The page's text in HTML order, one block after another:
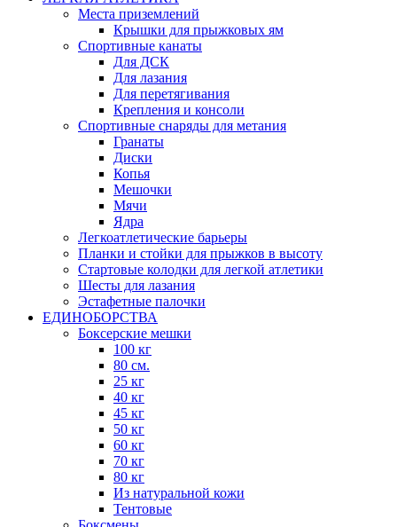
Места приземлений
Крышки для прыжковых ям
Спортивные канаты
Для ДСК
Для лазания
Для перетягивания
Крепления и консоли
Спортивные снаряды для метания
Гранаты
Диски
Копья
Мешочки
Мячи
Ядра
Легкоатлетические барьеры
Планки и стойки для прыжков в высоту
Стартовые колодки для легкой атлетики
Шесты для лазания
Эстафетные палочки
ЕДИНОБОРСТВА
Боксерские мешки
100 кг
80 см.
25 кг
40 кг
45 кг
50 кг
60 кг
70 кг
80 кг
Из натуральной кожи
Тентовые